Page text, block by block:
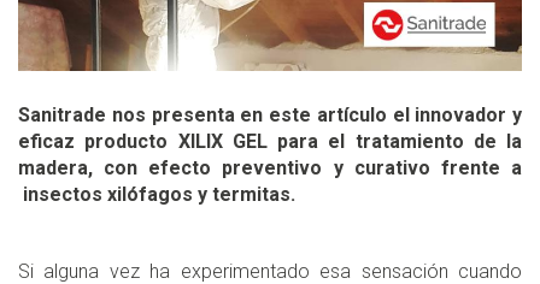
Sanitrade nos presenta en este artículo el innovador y
eficaz producto XILIX GEL para el tratamiento de la
madera, con efecto preventivo y curativo frente a
insectos xilófagos y termitas.
Si alguna vez ha experimentado esa sensación cuando